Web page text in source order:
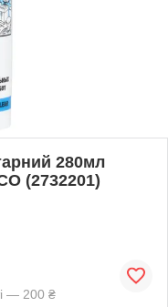
280мл
(2732201)
— 200 ₴